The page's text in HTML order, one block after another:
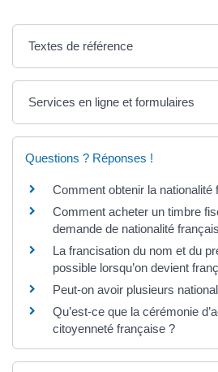
Textes de référence
Services en ligne et formulaires
Questions ? Réponses !
Comment obtenir la nationalité
Comment acheter un timbre
demande de nationalité
La francisation du nom et du
possible lorsqu’on devient
Peut-on avoir plusieurs
Qu’est-ce que la cérémonie
citoyenneté française ?